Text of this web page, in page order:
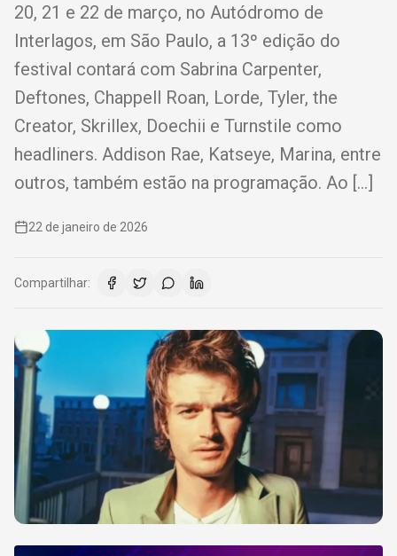
20, 21 e 22 de março, no Autódromo de
Interlagos, em São Paulo, a 13º edição do
festival contará com Sabrina Carpenter,
Deftones, Chappell Roan, Lorde, Tyler, the
Creator, Skrillex, Doechii e Turnstile como
headliners. Addison Rae, Katseye, Marina, entre
outros, também estão na programação. Ao […]
22 de janeiro de 2026
Compartilhar: